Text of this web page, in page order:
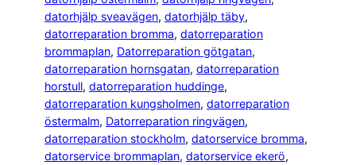
datorhjälp sveavägen, datorhjälp täby
datorreparation bromma, datorreparation
brommaplan, Datorreparation götgatan
datorreparation hornsgatan, datorreparation
horstull, datorreparation huddinge
datorreparation kungsholmen, datorreparation
östermalm, Datorreparation ringvägen
datorreparation stockholm, datorservice bromma
datorservice brommaplan, datorservice ekerö